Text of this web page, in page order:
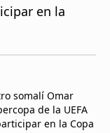
en la
somalí Omar
de la UEFA
en la Copa